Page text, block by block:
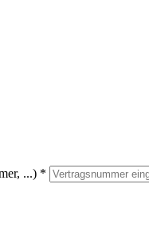
...) *